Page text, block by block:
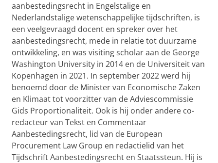
aanbestedingsrecht in Engelstalige en
Nederlandstalige wetenschappelijke tijdschriften, is
een veelgevraagd docent en spreker over het
aanbestedingsrecht, mede in relatie tot duurzame
ontwikkeling, en was visiting scholar aan de George
Washington University in 2014 en de Universiteit van
Kopenhagen in 2021. In september 2022 werd hij
benoemd door de Minister van Economische Zaken
en Klimaat tot voorzitter van de Adviescommissie
Gids Proportionaliteit. Ook is hij onder andere co-
redacteur van Tekst en Commentaar
Aanbestedingsrecht, lid van de European
Procurement Law Group en redactielid van het
Tijdschrift Aanbestedingsrecht en Staatssteun. Hij is